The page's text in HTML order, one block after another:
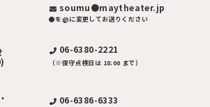
soumu●maytheater.jp
●を@に変更してお送りください
06-6380-2221
（※保守点検日は 18:00 まで）
06-6386-6333